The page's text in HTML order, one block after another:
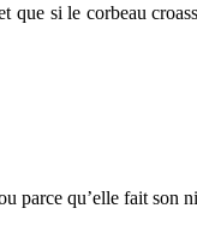
que si le corbeau
parce qu’elle fait son